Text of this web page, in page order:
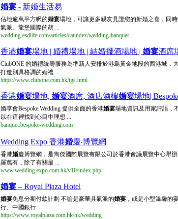
婚宴 - 新婚生活易
佔地逾萬平方呎的婚宴場地，可讓更多親友見證您的新婚之喜，同
氣派。龍堡國際的胡 ...
wedding.esdlife.com/articles/catindex/wedding-banquet
香港婚宴場地 | 婚禮場地 | 結婚擺酒場地 | 婚宴酒席
ClubONE 的婚禮統籌服務為準新人安排於港島黃金地段的西港城．
打造別具格調的婚禮 ...
https://www.clubone.com.hk/tgs.html
香港婚宴場地, 婚宴酒席, 酒店酒樓婚宴場地|
婚享會Bespoke Wedding 提供全面的香港婚宴場地資訊及用家評語，
以在這裡找到心目中理想 ...
banquet.bespoke-wedding.com
Wedding Expo 香港婚慶‧博覽網
香港婚慶博覽網，是雋傑國際展覽有限公司於香港會議展覽中心舉
羅萬有，除了有關最 ...
www.wedding.expo.com.hk/v10/index.php
婚宴 – Royal Plaza Hotel
婚宴免息分期付款計劃 不論是豪華具氣派的婚宴 ，或是小型溫馨的
行、中國銀行 ...
https://www.royalplaza.com.hk/hk/wedding